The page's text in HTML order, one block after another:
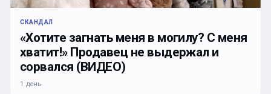
СКАНДАЛ
«Хотите загнать меня в могилу? С меня
хватит!» Продавец не выдержал и
сорвался (ВИДЕО)
1 день